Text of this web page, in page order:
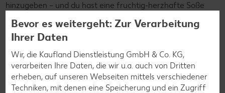
hinzugeben – und du hast eine fruchtig-herzhafte Soße
Rezepte
Leckere Rezepte zum Nachkochen
Bevor es weitergeht: Zur Verarbeitung
Ihrer Daten
Wir, die Kaufland Dienstleistung GmbH & Co. KG,
verarbeiten Ihre Daten, die wir u.a. auch von Dritten
erheben, auf unseren Webseiten mittels verschiedener
Techniken, mit denen eine Speicherung und ein Zugriff